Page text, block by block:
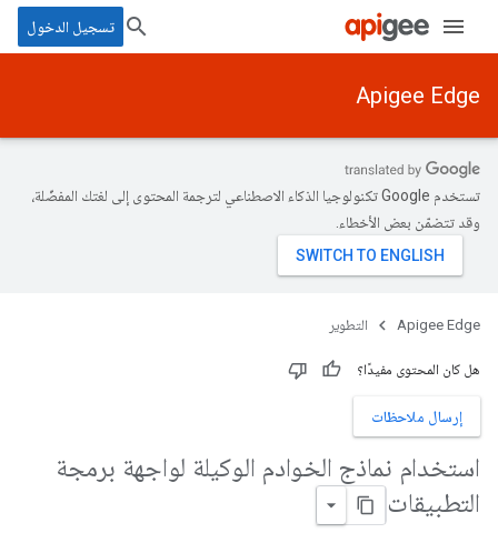
تسجيل الدخول
Apigee Edge
تستخدم Google تكنولوجيا الذكاء الاصطناعي لترجمة المحتوى إلى لغتك المفضّلة،
وقد تتضمّن بعض الأخطاء.
Apigee Edge التطوير
هل كان المحتوى مفيدًا؟
إرسال ملاحظات
استخدام نماذج الخوادم الوكيلة لواجهة برمجة
التطبيقات